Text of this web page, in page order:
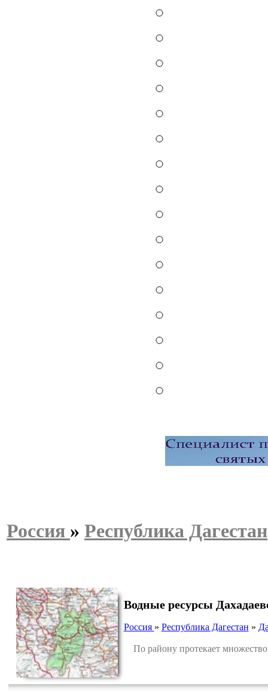
Россия » Республика Дагестан
Водные ресурсы
Россия » Республика Дагестан »
По району протекает